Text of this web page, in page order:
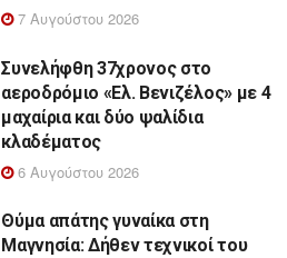
7 Αυγούστου 2026
Συνελήφθη 37χρονος στο
αεροδρόμιο «Ελ. Βενιζέλος» με 4
μαχαίρια και δύο ψαλίδια
κλαδέματος
6 Αυγούστου 2026
Θύμα απάτης γυναίκα στη
Μαγνησία: Δήθεν τεχνικοί του